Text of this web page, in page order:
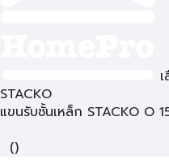
STACKO
แขนรับชั้นเหล็ก STACKO O
()